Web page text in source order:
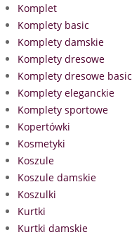
Komplet
Komplety basic
Komplety damskie
Komplety dresowe
Komplety dresowe basic
Komplety eleganckie
Komplety sportowe
Kopertówki
Kosmetyki
Koszule
Koszule damskie
Koszulki
Kurtki
Kurtki damskie